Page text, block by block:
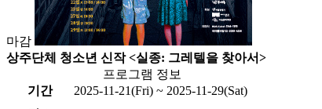
마감
상주단체 청소년 신작 <실종: 그레텔을 찾아서>
프로그램 정보
기간
2025-11-21(Fri) ~ 2025-11-29(Sat)